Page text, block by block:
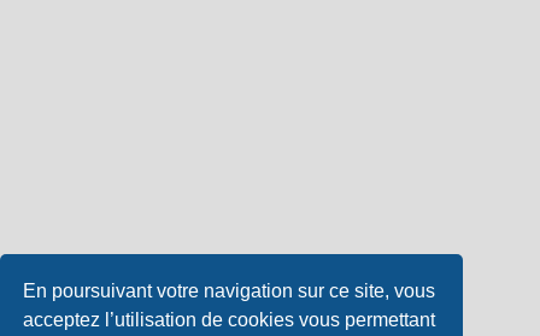
En poursuivant votre navigation sur ce site, vous
acceptez l’utilisation de cookies vous permettant